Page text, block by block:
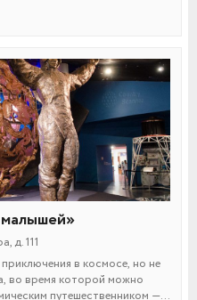
д. 111
в космосе, но не
во время которой можно
путешественником —